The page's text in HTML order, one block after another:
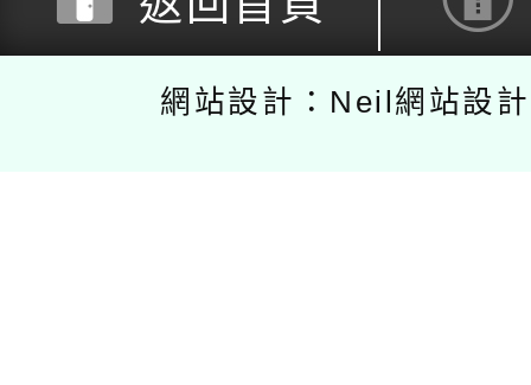
網站設計：Neil網站設